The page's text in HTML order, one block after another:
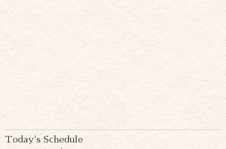
Today's Schedule